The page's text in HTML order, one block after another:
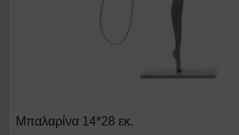
Μπαλαρίνα 14*28 εκ.